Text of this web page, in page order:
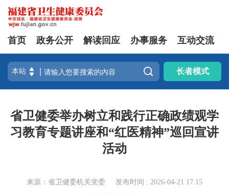
首页 政务公开 解读回应 办事服务 互动交流
 长者模式
省卫健委举办树立和践行正确政绩观学
习教育专题讲座和“红医精神”巡回宣讲
活动
来源：省卫健委机关党委
发布时间 : 2026-04-21 17:15